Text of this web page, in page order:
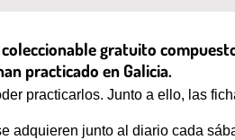
gratuito
practicado en Galicia.
practicarlos. Junto a ello, las
adquieren junto al diario cada